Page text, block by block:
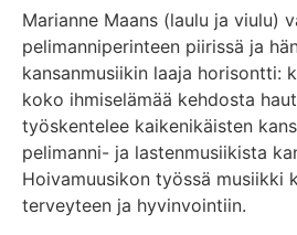
Marianne Maans (laulu ja viulu)
pelimanniperinteen piirissä ja
kansanmusiikin laaja horisontti:
koko ihmiselämää kehdosta
työskentelee kaikenikäisten
pelimanni- ja lastenmusiikista
Hoivamuusikon työssä musiikki
terveyteen ja hyvinvointiin.